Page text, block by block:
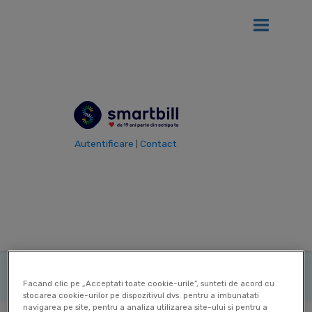
Autentificare |Contact
Vezi detalii
Delia Mircea
Facand clic pe „Acceptati toate cookie-urile”, sunteti de acord cu
stocarea cookie-urilor pe dispozitivul dvs. pentru a imbunatati
navigarea pe site, pentru a analiza utilizarea site-ului si pentru a